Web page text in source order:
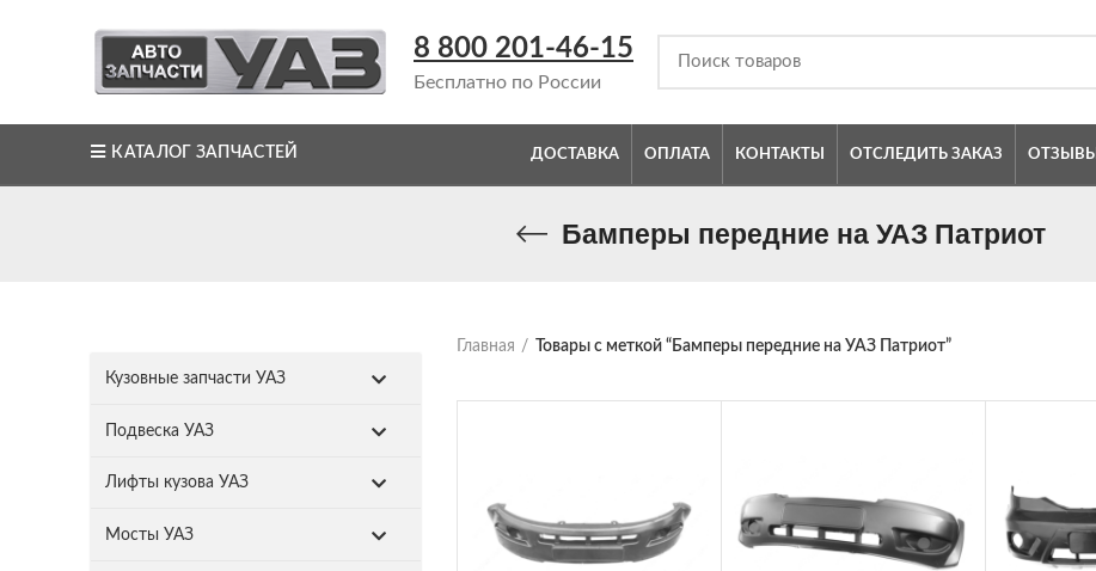
8 800 201-46-15
Бесплатно по России
КАТАЛОГ ЗАПЧАСТЕЙ ДОСТАВКА ОПЛАТА КОНТАКТЫ ОТСЛЕДИТЬ ЗАКАЗ ОТЗЫВЫ
Бамперы передние на УАЗ Патриот
Кузовные запчасти УАЗ
Подвеска УАЗ
Лифты кузова УАЗ
Мосты УАЗ
Главная Товары с меткой “Бамперы передние на УАЗ Патриот”